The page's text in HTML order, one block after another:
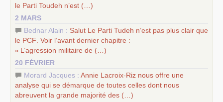
le Parti Toudeh n’est (…)
2 MARS
Bednar Alain : Salut Le Parti Tudeh n’est pas plus clair que
le PCF . Voir l’avant dernier chapitre :
« L’agression militaire de (…)
20 FÉVRIER
Morard Jacques : Annie Lacroix-Riz nous offre une
analyse qui se démarque de toutes celles dont nous
abreuvent la grande majorité des (…)